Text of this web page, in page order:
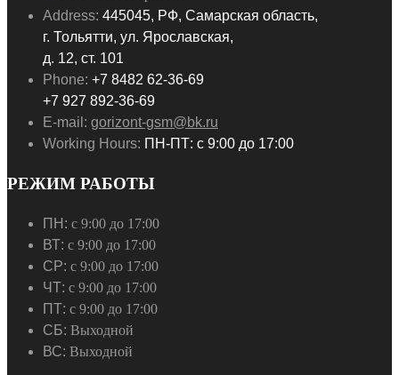
Address: 445045, РФ, Самарская область,
г. Тольятти, ул. Ярославская,
д. 12, ст. 101
Phone: +7 8482 62-36-69
+7 927 892-36-69
E-mail: gorizont-gsm@bk.ru
Working Hours: ПН-ПТ: с 9:00 до 17:00
РЕЖИМ РАБОТЫ
ПН: с 9:00 до 17:00
ВТ: с 9:00 до 17:00
СР: с 9:00 до 17:00
ЧТ: с 9:00 до 17:00
ПТ: с 9:00 до 17:00
СБ: Выходной
ВС: Выходной